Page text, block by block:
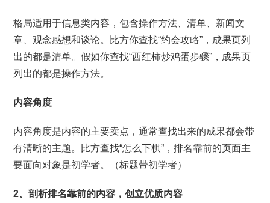
格局适用于信息类内容，包含操作方法、清单、新闻文
章、观念感想和谈论。比方你查找“约会攻略”，成果页列
出的都是清单。假如你查找“西红柿炒鸡蛋步骤”，成果页
列出的都是操作方法。
内容角度
内容角度是内容的主要卖点，通常查找出来的成果都会带
有清晰的主题。比方查找“怎么下棋”，排名靠前的页面主
要面向对象是初学者。（标题带初学者）
2、剖析排名靠前的内容，创立优质内容